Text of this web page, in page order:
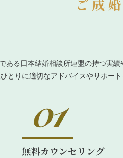
ご成
ある日本結婚相談所連盟の持つ実
とりに適切なアドバイスやサポー
無料カウンセリング